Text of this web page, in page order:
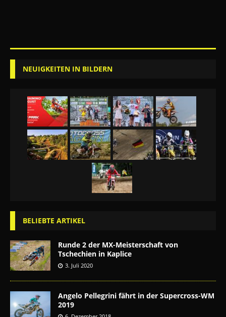
NEUIGKEITEN IN BILDERN
BELIEBTE ARTIKEL
Runde 2 der MX-Meisterschaft von
Tschechien in Kaplice
3. Juli 2020
Angelo Pellegrini fährt in der Supercross-WM
2019